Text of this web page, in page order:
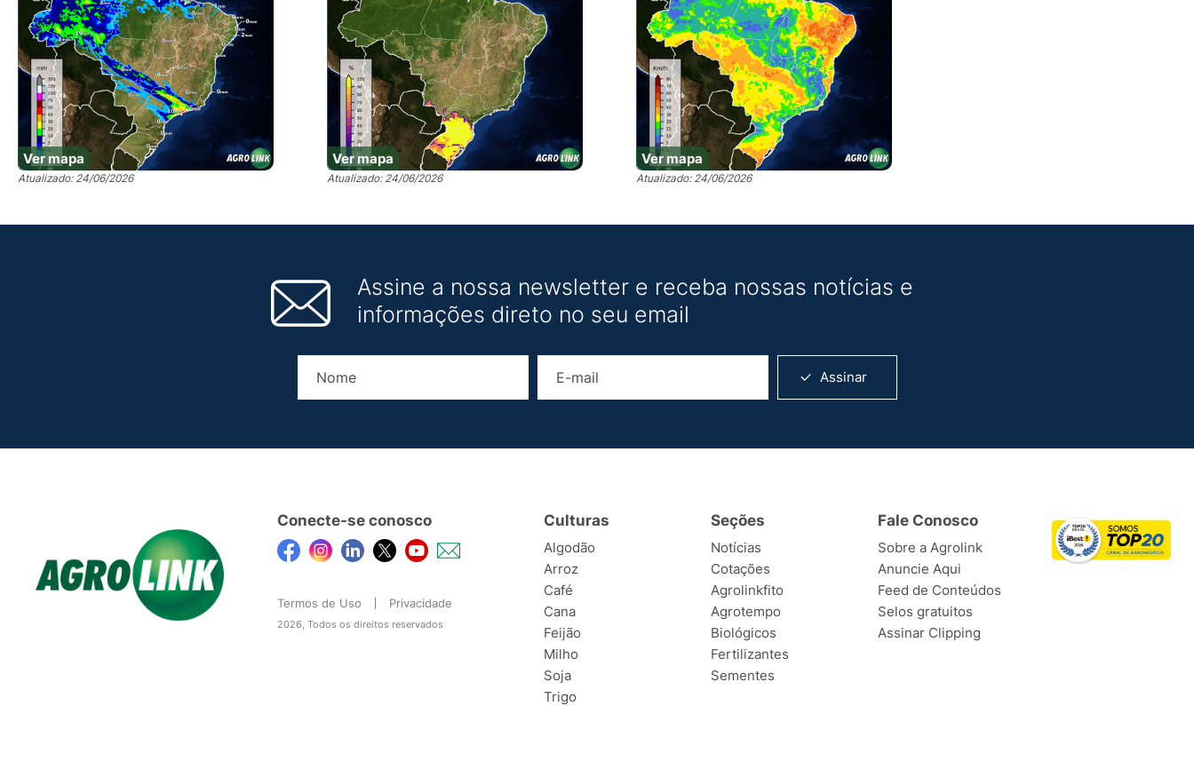
Ver mapa
Atualizado: 24/06/2026
Ver mapa
Atualizado: 24/06/2026
Ver mapa
Atualizado: 24/06/2026
Assine a nossa newsletter e receba nossas notícias e
informações direto no seu email
Assinar
Conecte-se conosco
Termos de Uso Privacidade
2026, Todos os direitos reservados
Culturas
Algodão
Arroz
Café
Cana
Feijão
Milho
Soja
Trigo
Seções
Notícias
Cotações
Agrolinkfito
Agrotempo
Biológicos
Fertilizantes
Sementes
Fale Conosco
Sobre a Agrolink
Anuncie Aqui
Feed de Conteúdos
Selos gratuitos
Assinar Clipping